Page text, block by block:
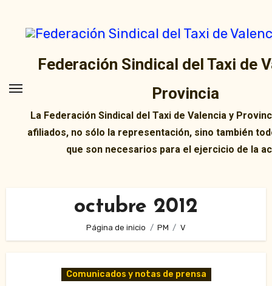
contenido
Federación Sindical del Taxi de
Provincia
La Federación Sindical del Taxi de Valencia y
afiliados, no sólo la representación, sino también
que son necesarios para el ejercicio de la
octubre 2012
Página de inicio PM V
Comunicados y notas de prensa